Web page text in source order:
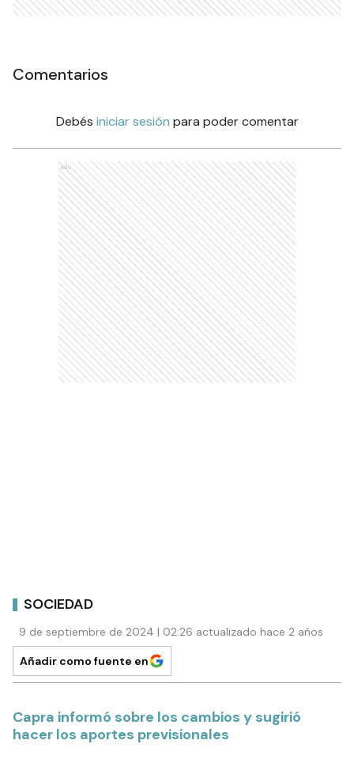
Comentarios
Debés iniciar sesión para poder comentar
Ads
SOCIEDAD
9 de septiembre de 2024 | 02:26 actualizado hace 2 años
Añadir como fuente en
Capra informó sobre los cambios y sugirió
hacer los aportes previsionales